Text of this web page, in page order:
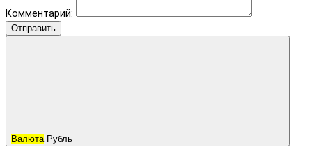
Комментарий:
Отправить
Валюта Рубль